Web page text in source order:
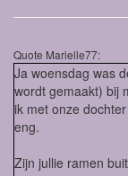
Quote Marielle77:
Ja woensdag was
wordt gemaakt) bij
ik met onze
eng.
Zijn jullie ramen